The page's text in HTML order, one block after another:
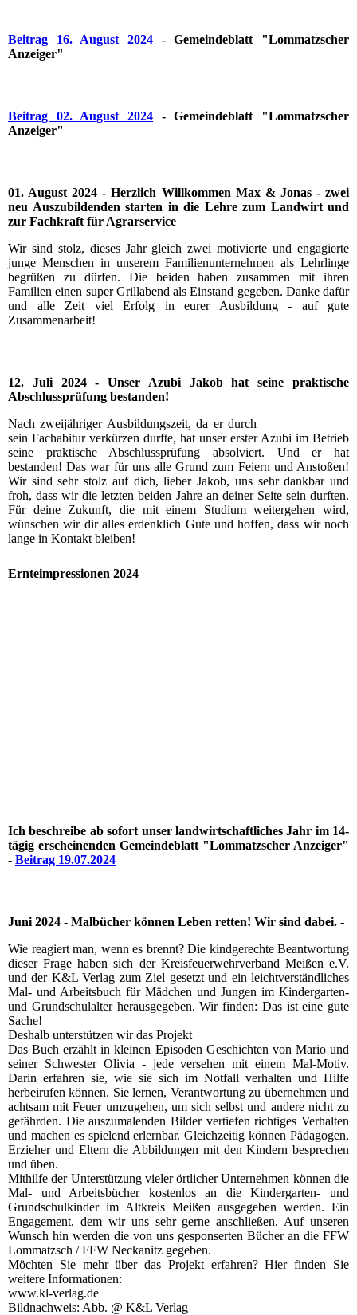
Beitrag 16. August 2024 - Gemeindeblatt "Lommatzscher
Anzeiger"
Beitrag 02. August 2024 - Gemeindeblatt "Lommatzscher
Anzeiger"
01. August 2024 - Herzlich Willkommen Max & Jonas - zwei
neu Auszubildenden starten in die Lehre zum Landwirt und
zur Fachkraft für Agrarservice
Wir sind stolz, dieses Jahr gleich zwei motivierte und engagierte
junge Menschen in unserem Familienunternehmen als Lehrlinge
begrüßen zu dürfen. Die beiden haben zusammen mit ihren
Familien einen super Grillabend als Einstand gegeben. Danke dafür
und alle Zeit viel Erfolg in eurer Ausbildung - auf gute
Zusammenarbeit!
12. Juli 2024 - Unser Azubi Jakob hat seine praktische
Abschlussprüfung bestanden!
Nach zweijähriger Ausbildungszeit, da er durch
sein Fachabitur verkürzen durfte, hat unser erster Azubi im Betrieb
seine praktische Abschlussprüfung absolviert. Und er hat
bestanden! Das war für uns alle Grund zum Feiern und Anstoßen!
Wir sind sehr stolz auf dich, lieber Jakob, uns sehr dankbar und
froh, dass wir die letzten beiden Jahre an deiner Seite sein durften.
Für deine Zukunft, die mit einem Studium weitergehen wird,
wünschen wir dir alles erdenklich Gute und hoffen, dass wir noch
lange in Kontakt bleiben!
Ernteimpressionen 2024
Ich beschreibe ab sofort unser landwirtschaftliches Jahr im 14-
tägig erscheinenden Gemeindeblatt "Lommatzscher Anzeiger"
- Beitrag 19.07.2024
Juni 2024 - Malbücher können Leben retten! Wir sind dabei. -
Wie reagiert man, wenn es brennt? Die kindgerechte Beantwortung
dieser Frage haben sich der Kreisfeuerwehrverband Meißen e.V.
und der K&L Verlag zum Ziel gesetzt und ein leichtverständliches
Mal- und Arbeitsbuch für Mädchen und Jungen im Kindergarten-
und Grundschulalter herausgegeben. Wir finden: Das ist eine gute
Sache!
Deshalb unterstützen wir das Projekt
Das Buch erzählt in kleinen Episoden Geschichten von Mario und
seiner Schwester Olivia - jede versehen mit einem Mal-Motiv.
Darin erfahren sie, wie sie sich im Notfall verhalten und Hilfe
herbeirufen können. Sie lernen, Verantwortung zu übernehmen und
achtsam mit Feuer umzugehen, um sich selbst und andere nicht zu
gefährden. Die auszumalenden Bilder vertiefen richtiges Verhalten
und machen es spielend erlernbar. Gleichzeitig können Pädagogen,
Erzieher und Eltern die Abbildungen mit den Kindern besprechen
und üben.
Mithilfe der Unterstützung vieler örtlicher Unternehmen können die
Mal- und Arbeitsbücher kostenlos an die Kindergarten- und
Grundschulkinder im Altkreis Meißen ausgegeben werden. Ein
Engagement, dem wir uns sehr gerne anschließen. Auf unseren
Wunsch hin werden die von uns gesponserten Bücher an die FFW
Lommatzsch / FFW Neckanitz gegeben.
Möchten Sie mehr über das Projekt erfahren? Hier finden Sie
weitere Informationen:
www.kl-verlag.de
Bildnachweis: Abb. @ K&L Verlag